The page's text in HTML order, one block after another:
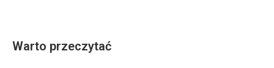
Warto przeczytać